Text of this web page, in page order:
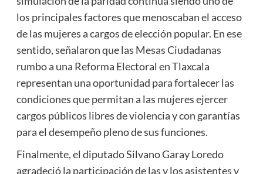
los principales factores que menoscaban el acceso
de las mujeres a cargos de elección popular. En ese
sentido, señalaron que las Mesas Ciudadanas
rumbo a una Reforma Electoral en Tlaxcala
representan una oportunidad para fortalecer las
condiciones que permitan a las mujeres ejercer
cargos públicos libres de violencia y con garantías
para el desempeño pleno de sus funciones.
Finalmente, el diputado Silvano Garay Loredo
agradeció la participación de las y los asistentes y